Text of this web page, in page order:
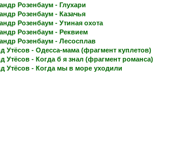
Розенбаум - Глухари
Розенбаум - Казачья
Розенбаум - Утиная охота
Розенбаум - Реквием
Розенбаум - Лесосплав
Утёсов - Одесса-мама (фрагмент куплетов)
Утёсов - Когда б я знал (фрагмент романса)
Утёсов - Когда мы в море уходили